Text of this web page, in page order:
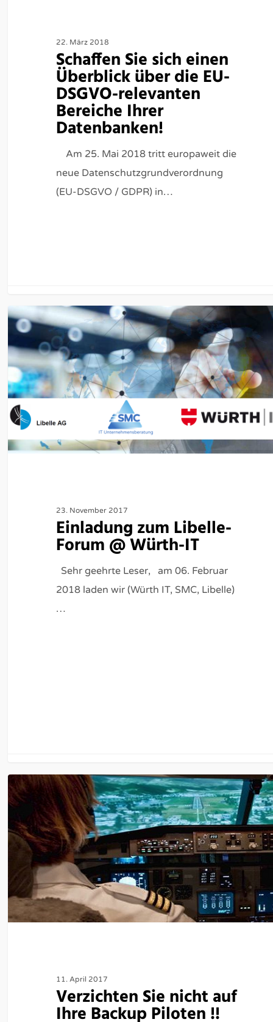
22. März 2018
Schaffen Sie sich einen
Überblick über die EU-
DSGVO-relevanten
Bereiche Ihrer
Datenbanken!
Am 25. Mai 2018 tritt europaweit die
neue Datenschutzgrundverordnung
(EU-DSGVO / GDPR) in…
23. November 2017
Einladung zum Libelle-
Forum @ Würth-IT
Sehr geehrte Leser, am 06. Februar
2018 laden wir (Würth IT, SMC, Libelle)
…
11. April 2017
Verzichten Sie nicht auf
Ihre Backup Piloten !!